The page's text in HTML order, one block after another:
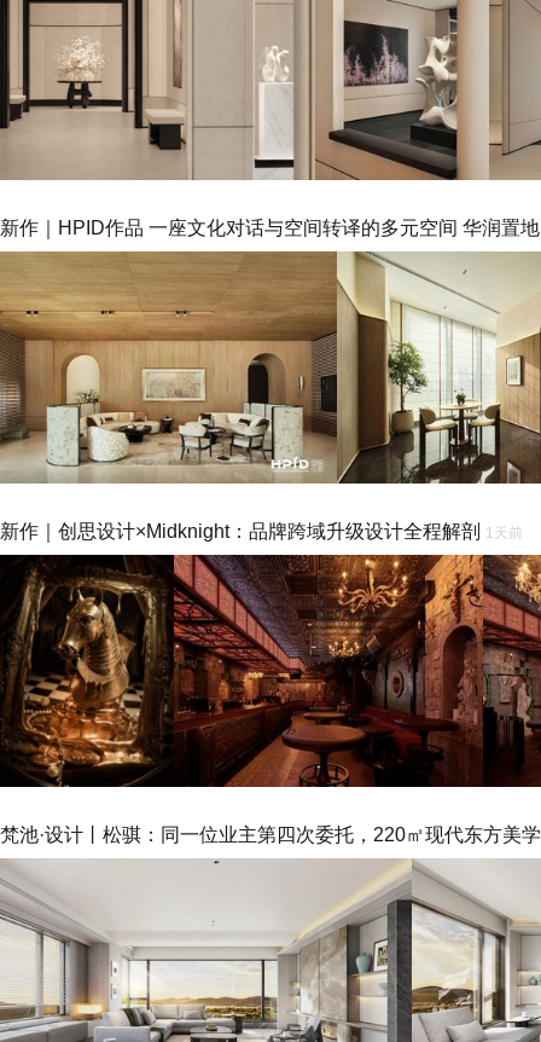
新作｜HPID作品 一座文化对话与空间转译的多元空间 华润置
新作｜创思设计×Midknight：品牌跨域升级设计全程解剖 1天前
梵池·设计丨松骐：同一位业主第四次委托，220㎡现代东方美